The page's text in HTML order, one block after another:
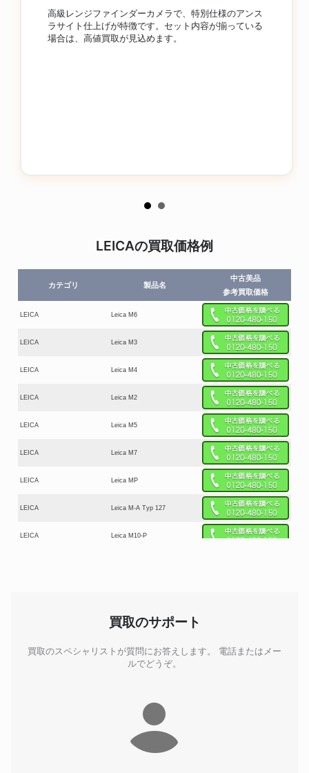
高級レンジファインダーカメラで、特別仕様のアンス
ラサイト仕上げが特徴です。セット内容が揃っている
場合は、高値買取が見込めます。
LEICAの買取価格例
カテゴリ 製品名
中古美品
参考買取価格
LEICA Leica M6
LEICA Leica M3
LEICA Leica M4
LEICA Leica M2
LEICA Leica M5
LEICA Leica M7
LEICA Leica MP
LEICA Leica M-A Typ 127
LEICA Leica M10-P
Leica Q2
LEICA Leica Q2 Monochrom
買取のサポート
買取のスペシャリストが質問にお答えします。 電話またはメー
ルでどうぞ。